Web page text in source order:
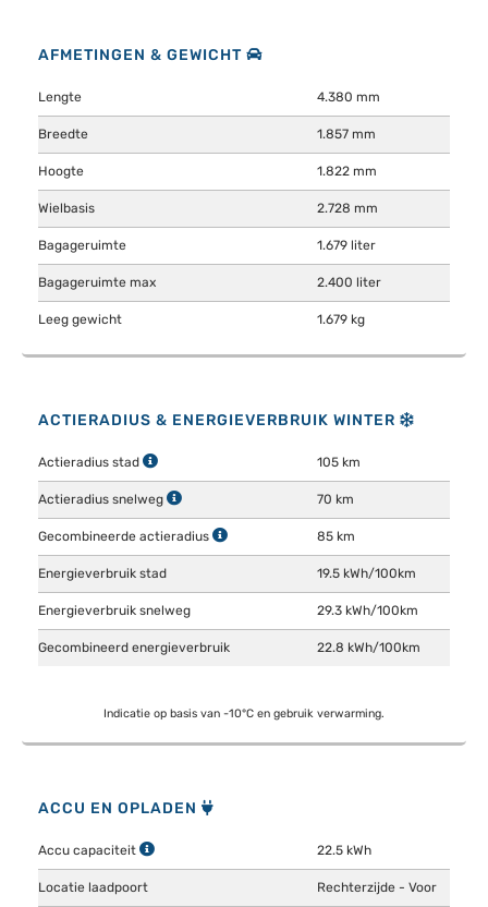
AFMETINGEN & GEWICHT
Lengte 4.380 mm
Breedte 1.857 mm
Hoogte 1.822 mm
Wielbasis 2.728 mm
Bagageruimte 1.679 liter
Bagageruimte max 2.400 liter
Leeg gewicht 1.679 kg
ACTIERADIUS & ENERGIEVERBRUIK WINTER
Actieradius stad 105 km
Actieradius snelweg 70 km
Gecombineerde actieradius 85 km
Energieverbruik stad 19.5 kWh/100km
Energieverbruik snelweg 29.3 kWh/100km
Gecombineerd energieverbruik 22.8 kWh/100km
Indicatie op basis van -10°C en gebruik verwarming.
ACCU EN OPLADEN
Accu capaciteit 22.5 kWh
Locatie laadpoort Rechterzijde - Voor